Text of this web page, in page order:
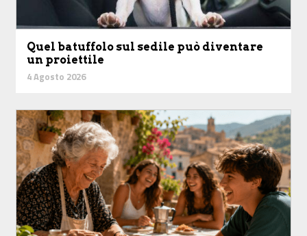
Quel batuffolo sul sedile può diventare
un proiettile
4 Agosto 2026